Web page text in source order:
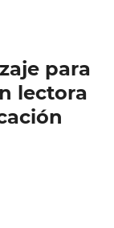
para
lectora